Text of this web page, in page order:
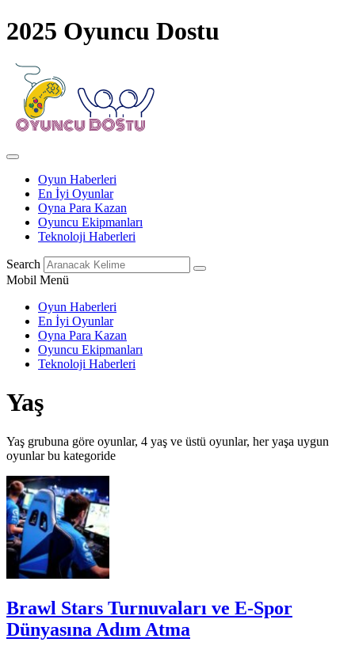
2025 Oyuncu Dostu
Oyun Haberleri
En İyi Oyunlar
Oyna Para Kazan
Oyuncu Ekipmanları
Teknoloji Haberleri
Search
Mobil Menü
Oyun Haberleri
En İyi Oyunlar
Oyna Para Kazan
Oyuncu Ekipmanları
Teknoloji Haberleri
Yaş
Yaş grubuna göre oyunlar, 4 yaş ve üstü oyunlar, her yaşa uygun
oyunlar bu kategoride
Brawl Stars Turnuvaları ve E-Spor
Dünyasına Adım Atma